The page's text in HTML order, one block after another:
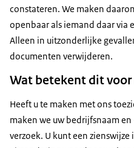
constateren. We maken
openbaar als iemand daar via
Alleen in uitzonderlijke
documenten verwijderen.
Wat betekent dit
Heeft u te maken met ons
maken we uw bedrijfsnaam
verzoek. U kunt een